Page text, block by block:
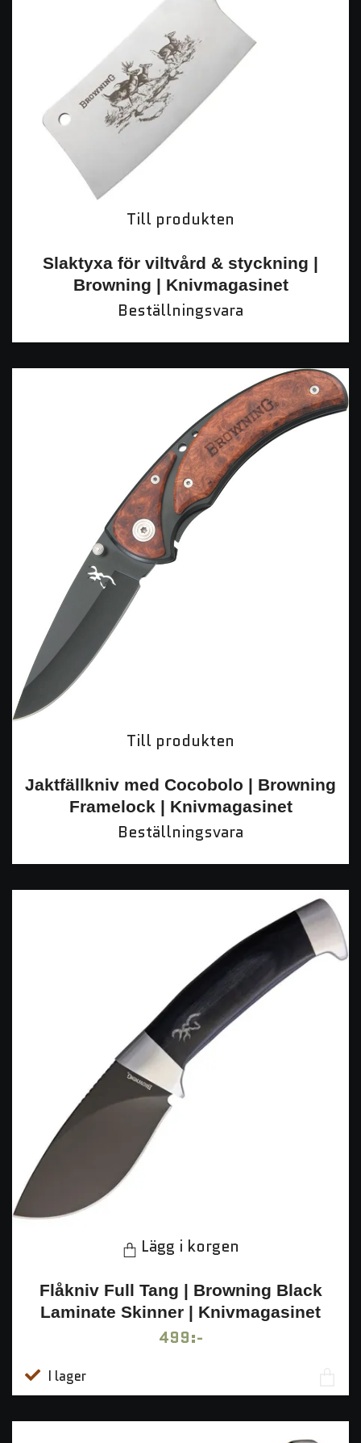
Till produkten
Slaktyxa för viltvård & styckning |
Browning | Knivmagasinet
Beställningsvara
Till produkten
Jaktfällkniv med Cocobolo | Browning
Framelock | Knivmagasinet
Beställningsvara
Lägg i korgen
Flåkniv Full Tang | Browning Black
Laminate Skinner | Knivmagasinet
499:-
I lager